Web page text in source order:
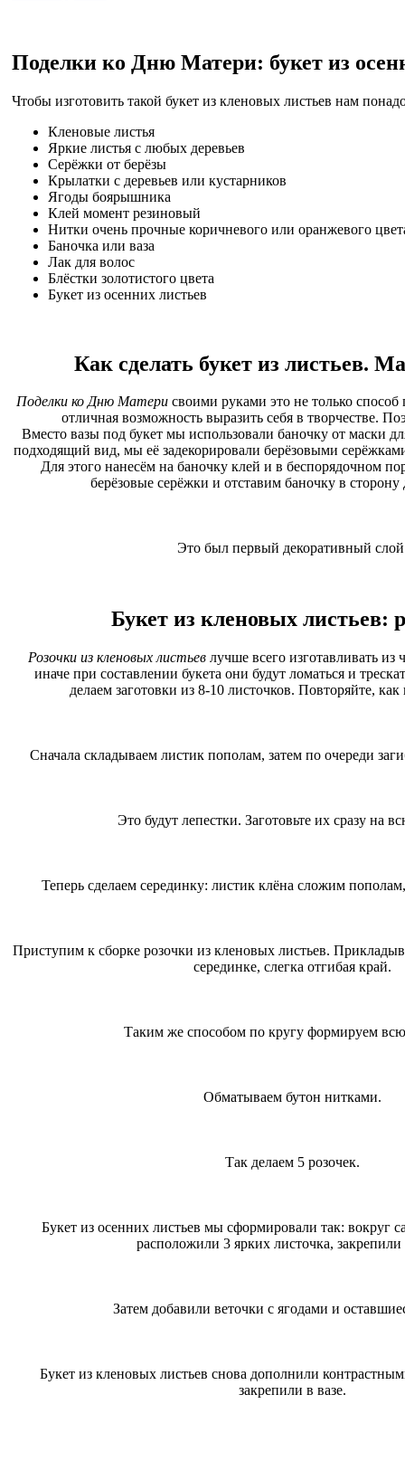
Поделки ко Дню Матери: букет из
Чтобы изготовить такой букет из кленовых листьев нам
Кленовые листья
Яркие листья с любых деревьев
Серёжки от берёзы
Крылатки с деревьев или кустарников
Ягоды боярышника
Клей момент резиновый
Нитки очень прочные коричневого или оранжевого
Баночка или ваза
Лак для волос
Блёстки золотистого цвета
Букет из осенних листьев
Как сделать букет из листьев.
Поделки ко Дню Матери своими руками это не только способ
отличная возможность выразить себя в творчестве.
Вместо вазы под букет мы использовали баночку от маски
подходящий вид, мы её задекорировали берёзовыми
Для этого нанесём на баночку клей и в беспорядочном
берёзовые серёжки и отставим баночку в
Это был первый декоративный
Букет из кленовых листьев:
Розочки из кленовых листьев лучше всего изготавливать
иначе при составлении букета они будут ломаться и
делаем заготовки из 8-10 листочков. Повторяйте,
Сначала складываем листик пополам, затем по очереди
Это будут лепестки. Заготовьте их сразу на
Теперь сделаем серединку: листик клёна сложим
Приступим к сборке розочки из кленовых листьев.
серединке, слегка отгибая край.
Таким же способом по кругу формируем всю
Обматываем бутон нитками.
Так делаем 5 розочек.
Букет из осенних листьев мы сформировали так: вокруг
расположили 3 ярких листочка,
Затем добавили веточки с ягодами и
Букет из кленовых листьев снова дополнили
закрепили в вазе.